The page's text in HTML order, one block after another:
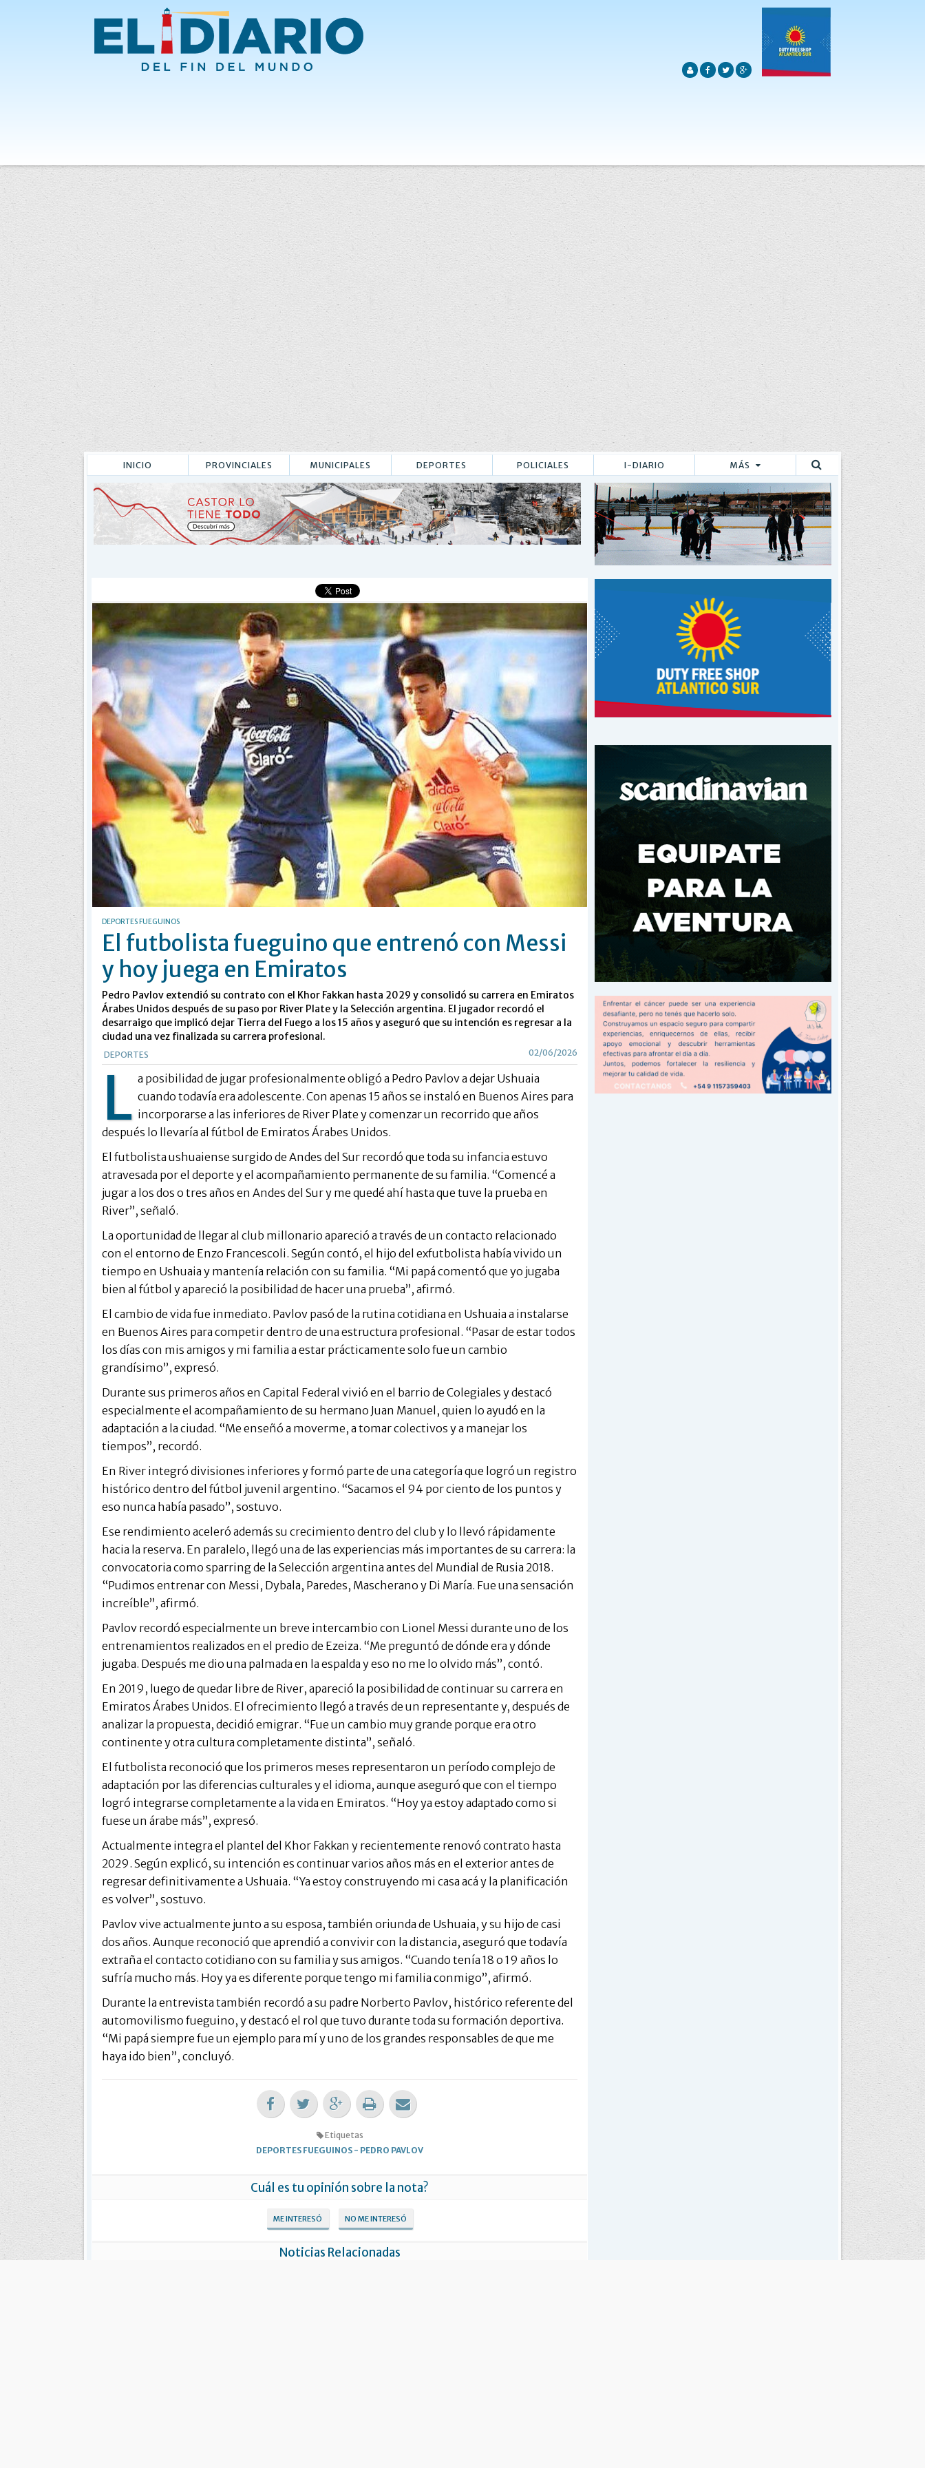
INICIO PROVINCIALES MUNICIPALES DEPORTES POLICIALES I-DIARIO MÁS
Buscar
DEPORTES FUEGUINOS
El futbolista fueguino que entrenó con Messi
y hoy juega en Emiratos
Pedro Pavlov extendió su contrato con el Khor Fakkan hasta 2029 y consolidó su carrera en Emiratos
Árabes Unidos después de su paso por River Plate y la Selección argentina. El jugador recordó el
desarraigo que implicó dejar Tierra del Fuego a los 15 años y aseguró que su intención es regresar a la
ciudad una vez finalizada su carrera profesional.
DEPORTES 02/06/2026
L a posibilidad de jugar profesionalmente obligó a Pedro Pavlov a dejar Ushuaia
cuando todavía era adolescente. Con apenas 15 años se instaló en Buenos Aires para
incorporarse a las inferiores de River Plate y comenzar un recorrido que años
después lo llevaría al fútbol de Emiratos Árabes Unidos.
El futbolista ushuaiense surgido de Andes del Sur recordó que toda su infancia estuvo
atravesada por el deporte y el acompañamiento permanente de su familia. “Comencé a
jugar a los dos o tres años en Andes del Sur y me quedé ahí hasta que tuve la prueba en
River”, señaló.
La oportunidad de llegar al club millonario apareció a través de un contacto relacionado
con el entorno de Enzo Francescoli. Según contó, el hijo del exfutbolista había vivido un
tiempo en Ushuaia y mantenía relación con su familia. “Mi papá comentó que yo jugaba
bien al fútbol y apareció la posibilidad de hacer una prueba”, afirmó.
El cambio de vida fue inmediato. Pavlov pasó de la rutina cotidiana en Ushuaia a instalarse
en Buenos Aires para competir dentro de una estructura profesional. “Pasar de estar todos
los días con mis amigos y mi familia a estar prácticamente solo fue un cambio
grandísimo”, expresó.
Durante sus primeros años en Capital Federal vivió en el barrio de Colegiales y destacó
especialmente el acompañamiento de su hermano Juan Manuel, quien lo ayudó en la
adaptación a la ciudad. “Me enseñó a moverme, a tomar colectivos y a manejar los
tiempos”, recordó.
En River integró divisiones inferiores y formó parte de una categoría que logró un registro
histórico dentro del fútbol juvenil argentino. “Sacamos el 94 por ciento de los puntos y
eso nunca había pasado”, sostuvo.
Ese rendimiento aceleró además su crecimiento dentro del club y lo llevó rápidamente
hacia la reserva. En paralelo, llegó una de las experiencias más importantes de su carrera: la
convocatoria como sparring de la Selección argentina antes del Mundial de Rusia 2018.
“Pudimos entrenar con Messi, Dybala, Paredes, Mascherano y Di María. Fue una sensación
increíble”, afirmó.
Pavlov recordó especialmente un breve intercambio con Lionel Messi durante uno de los
entrenamientos realizados en el predio de Ezeiza. “Me preguntó de dónde era y dónde
jugaba. Después me dio una palmada en la espalda y eso no me lo olvido más”, contó.
En 2019, luego de quedar libre de River, apareció la posibilidad de continuar su carrera en
Emiratos Árabes Unidos. El ofrecimiento llegó a través de un representante y, después de
analizar la propuesta, decidió emigrar. “Fue un cambio muy grande porque era otro
continente y otra cultura completamente distinta”, señaló.
El futbolista reconoció que los primeros meses representaron un período complejo de
adaptación por las diferencias culturales y el idioma, aunque aseguró que con el tiempo
logró integrarse completamente a la vida en Emiratos. “Hoy ya estoy adaptado como si
fuese un árabe más”, expresó.
Actualmente integra el plantel del Khor Fakkan y recientemente renovó contrato hasta
2029. Según explicó, su intención es continuar varios años más en el exterior antes de
regresar definitivamente a Ushuaia. “Ya estoy construyendo mi casa acá y la planificación
es volver”, sostuvo.
Pavlov vive actualmente junto a su esposa, también oriunda de Ushuaia, y su hijo de casi
dos años. Aunque reconoció que aprendió a convivir con la distancia, aseguró que todavía
extraña el contacto cotidiano con su familia y sus amigos. “Cuando tenía 18 o 19 años lo
sufría mucho más. Hoy ya es diferente porque tengo mi familia conmigo”, afirmó.
Durante la entrevista también recordó a su padre Norberto Pavlov, histórico referente del
automovilismo fueguino, y destacó el rol que tuvo durante toda su formación deportiva.
“Mi papá siempre fue un ejemplo para mí y uno de los grandes responsables de que me
haya ido bien”, concluyó.
Etiquetas
DEPORTES FUEGUINOS - PEDRO PAVLOV
Cuál es tu opinión sobre la nota?
ME INTERESÓ NO ME INTERESÓ
Noticias Relacionadas